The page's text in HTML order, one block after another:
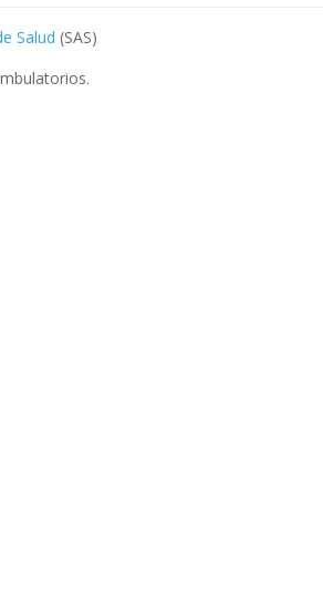
Salud (SAS)